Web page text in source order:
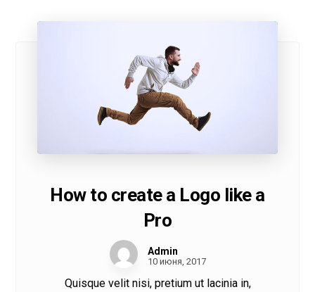
How to create a Logo like a
Pro
Admin
10 июня, 2017
Quisque velit nisi, pretium ut lacinia in,